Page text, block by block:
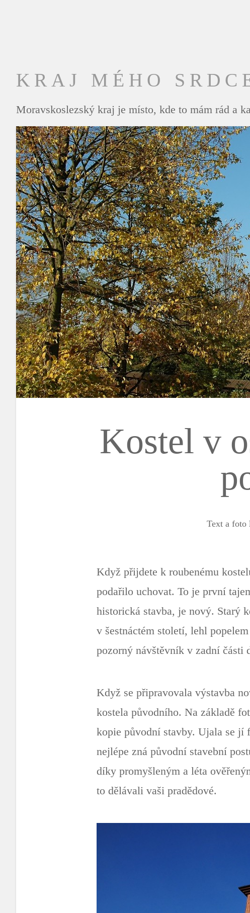
KRAJ MÉHO
Moravskoslezský kraj je místo, kde to mám rád a
Kostel v
Text a foto
Když přijdete k roubenému
podařilo uchovat. To je první
historická stavba, je nový. Starý
v šestnáctém století, lehl
pozorný návštěvník v zadní části
Když se připravovala výstavba
kostela původního. Na základě
kopie původní stavby. Ujala se jí
nejlépe zná původní stavební
díky promyšleným a léta
to dělávali vaši pradědové.